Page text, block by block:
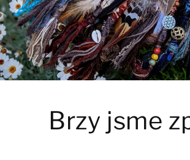
Brzy jsme